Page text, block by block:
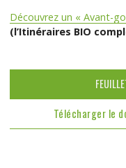
Découvrez un « Avant-
(l’Itinéraires BIO
Télécharger le